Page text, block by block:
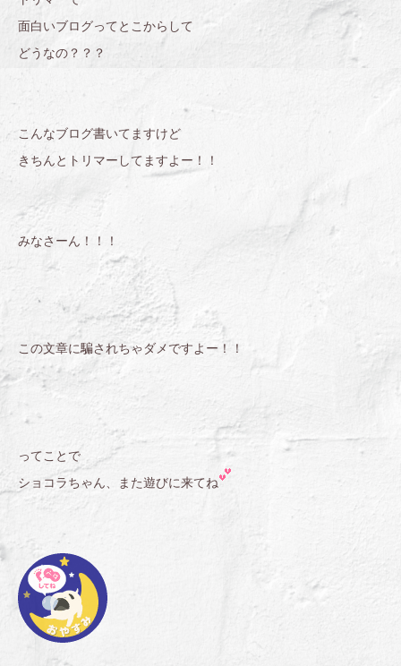
面白いブログってとこからして
どうなの？？？
こんなブログ書いてますけど
きちんとトリマーしてますよー！！
みなさーん！！！
この文章に騙されちゃダメですよー！！
ってことで
ショコラちゃん、また遊びに来てね